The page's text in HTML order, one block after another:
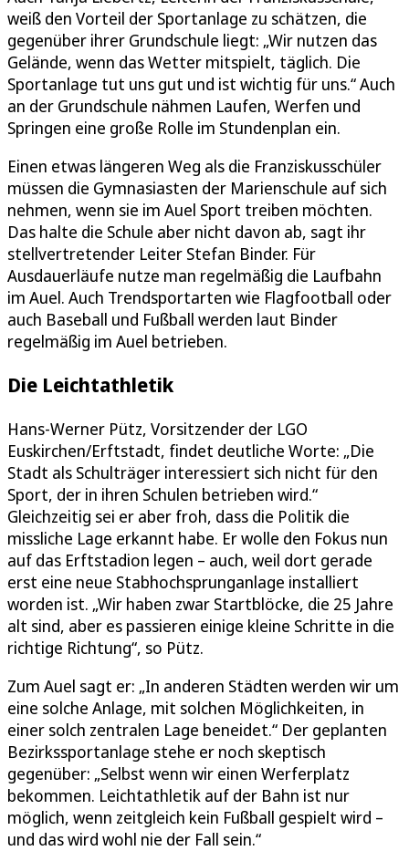
weiß den Vorteil der Sportanlage zu schätzen, die
gegenüber ihrer Grundschule liegt: „Wir nutzen das
Gelände, wenn das Wetter mitspielt, täglich. Die
Sportanlage tut uns gut und ist wichtig für uns.“ Auch
an der Grundschule nähmen Laufen, Werfen und
Springen eine große Rolle im Stundenplan ein.
Einen etwas längeren Weg als die Franziskusschüler
müssen die Gymnasiasten der Marienschule auf sich
nehmen, wenn sie im Auel Sport treiben möchten.
Das halte die Schule aber nicht davon ab, sagt ihr
stellvertretender Leiter Stefan Binder. Für
Ausdauerläufe nutze man regelmäßig die Laufbahn
im Auel. Auch Trendsportarten wie Flagfootball oder
auch Baseball und Fußball werden laut Binder
regelmäßig im Auel betrieben.
Die Leichtathletik
Hans-Werner Pütz, Vorsitzender der LGO
Euskirchen/Erftstadt, findet deutliche Worte: „Die
Stadt als Schulträger interessiert sich nicht für den
Sport, der in ihren Schulen betrieben wird.“
Gleichzeitig sei er aber froh, dass die Politik die
missliche Lage erkannt habe. Er wolle den Fokus nun
auf das Erftstadion legen – auch, weil dort gerade
erst eine neue Stabhochsprunganlage installiert
worden ist. „Wir haben zwar Startblöcke, die 25 Jahre
alt sind, aber es passieren einige kleine Schritte in die
richtige Richtung“, so Pütz.
Zum Auel sagt er: „In anderen Städten werden wir um
eine solche Anlage, mit solchen Möglichkeiten, in
einer solch zentralen Lage beneidet.“ Der geplanten
Bezirkssportanlage stehe er noch skeptisch
gegenüber: „Selbst wenn wir einen Werferplatz
bekommen. Leichtathletik auf der Bahn ist nur
möglich, wenn zeitgleich kein Fußball gespielt wird –
und das wird wohl nie der Fall sein.“